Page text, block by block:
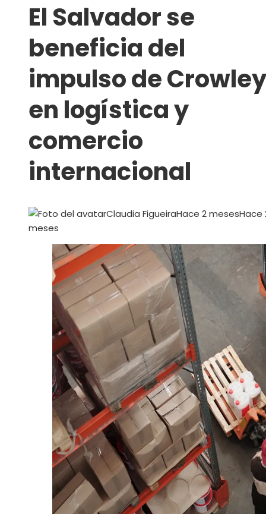
El Salvador se
beneficia del
impulso de Crowley
en logística y
comercio
internacional
Claudia FigueiraHace 2 mesesHace
meses